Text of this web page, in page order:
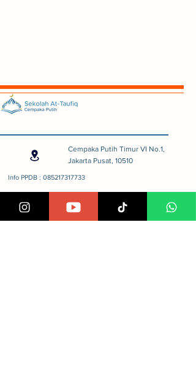
Cempaka Putih Timur VI No.1,
Jakarta Pusat, 10510
Info PPDB : 085217317733